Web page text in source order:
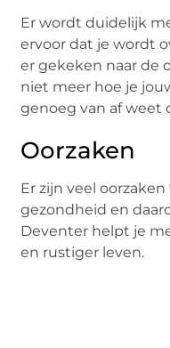
Er wordt duidelijk
ervoor dat je wordt
er gekeken naar de
niet meer hoe je
genoeg van af weet
Oorzaken
Er zijn veel
gezondheid en
Deventer helpt je
en rustiger leven.